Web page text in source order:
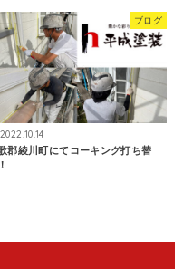
ブログ
2022.10.14
郡綾川町にてコーキング打ち替